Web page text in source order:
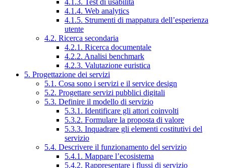
4.1.3. Test di usabilità
4.1.4. Web analytics
4.1.5. Strumenti di mappatura dell’esperienza
utente
4.2. Ricerca secondaria
4.2.1. Ricerca documentale
4.2.2. Analisi benchmark
4.2.3. Valutazione euristica
5. Progettazione dei servizi
5.1. Cosa sono i servizi e il service design
5.2. Progettare servizi pubblici digitali
5.3. Definire il modello di servizio
5.3.1. Identificare gli attori coinvolti
5.3.2. Formulare la proposta di valore
5.3.3. Inquadrare gli elementi costitutivi del
servizio
5.4. Descrivere il funzionamento del servizio
5.4.1. Mappare l’ecosistema
5.4.2. Rappresentare i flussi di servizio